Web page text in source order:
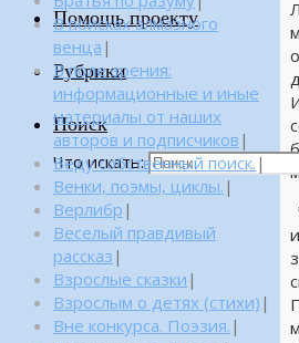
Помощь проекту
Рубрики
Поиск
Что искать:
В поисках алмазного
венца |
В поле зрения:
информационные и иные
материалы от наших
авторов и подписчиков |
Веду собственный поиск. |
Венки, поэмы, циклы. |
Верлибр |
Веселый правдивый
рассказ |
Взрослые сказки |
Взрослым о детях (стихи) |
Вне конкурса. Поэзия. |